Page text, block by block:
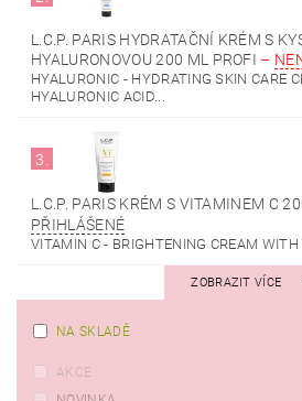
L.C.P. PARIS HYDRATAČNÍ KRÉM S
HYALURONOVOU 200 ML PROFI –
HYALURONIC - HYDRATING SKIN CARE
HYALURONIC ACID...
3.
L.C.P. PARIS KRÉM S VITAMINEM C
PŘIHLÁŠENÉ
VITAMIN C - BRIGHTENING CREAM
ZOBRAZIT VÍCE
NA SKLADĚ
AKCE